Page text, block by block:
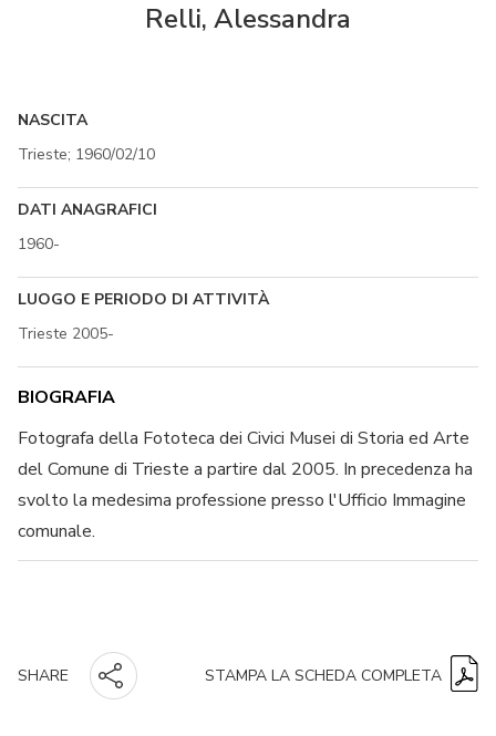
Relli, Alessandra
NASCITA
Trieste; 1960/02/10
DATI ANAGRAFICI
1960-
LUOGO E PERIODO DI ATTIVITÀ
Trieste 2005-
BIOGRAFIA
Fotografa della Fototeca dei Civici Musei di Storia ed Arte
del Comune di Trieste a partire dal 2005. In precedenza ha
svolto la medesima professione presso l'Ufficio Immagine
comunale.
SHARE STAMPA LA SCHEDA COMPLETA